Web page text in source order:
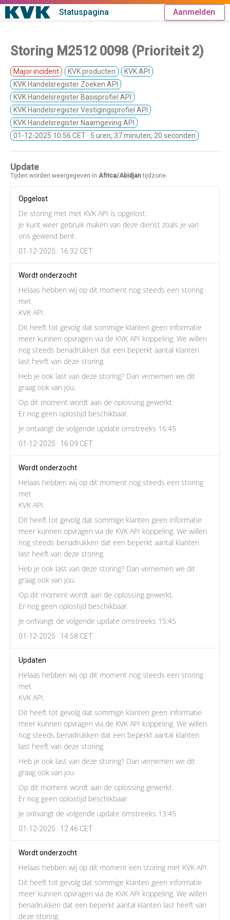
Statuspagina Aanmelden
Storing M2512 0098 (Prioriteit 2)
Major incident KVK producten
KVK API
KVK Handelsregister Zoeken API
KVK Handelsregister Basisprofiel API
KVK Handelsregister Vestigingsprofiel API
KVK Handelsregister Naamgeving API
01-12-2025 10:56 CET · 5 uren, 37 minuten, 20 seconden
Update
Tijden worden weergegeven in Africa/Abidjantijdzone
Opgelost
De storing met met KVK API is opgelost.
Je kunt weer gebruik maken van deze dienst zoals je van
ons gewend bent.
01-12-2025 · 16:32 CET
Wordt onderzocht
Helaas hebben wij op dit moment nog steeds een storing
met
KVK API.
Dit heeft tot gevolg dat sommige klanten geen informatie
meer kunnen opvragen via de KVK API koppeling. We willen
nog steeds benadrukken dat een beperkt aantal klanten
last heeft van deze storing.
Heb je ook last van deze storing? Dan vernemen we dit
graag ook van jou.
Op dit moment wordt aan de oplossing gewerkt.
Er nog geen oplostijd beschikbaar.
Je ontvangt de volgende update omstreeks 16:45
01-12-2025 · 16:09 CET
Wordt onderzocht
Helaas hebben wij op dit moment nog steeds een storing
met
KVK API.
Dit heeft tot gevolg dat sommige klanten geen informatie
meer kunnen opvragen via de KVK API koppeling. We willen
nog steeds benadrukken dat een beperkt aantal klanten
last heeft van deze storing.
Heb je ook last van deze storing? Dan vernemen we dit
graag ook van jou.
Op dit moment wordt aan de oplossing gewerkt.
Er nog geen oplostijd beschikbaar.
Je ontvangt de volgende update omstreeks 15:45
01-12-2025 · 14:58 CET
Updaten
Helaas hebben wij op dit moment nog steeds een storing
met
KVK API.
Dit heeft tot gevolg dat sommige klanten geen informatie
meer kunnen opvragen via de KVK API koppeling. We willen
nog steeds benadrukken dat een beperkt aantal klanten
last heeft van deze storing.
Heb je ook last van deze storing? Dan vernemen we dit
graag ook van jou.
Op dit moment wordt aan de oplossing gewerkt.
Er nog geen oplostijd beschikbaar.
Je ontvangt de volgende update omstreeks 13:45
01-12-2025 · 12:46 CET
Wordt onderzocht
Helaas hebben wij op dit moment een storing met KVK API.
Dit heeft tot gevolg dat sommige klanten geen informatie
meer kunnen opvragen via de KVK API koppeling. We willen
benadrukken dat een beperkt aantal klanten last heeft van
deze storing.